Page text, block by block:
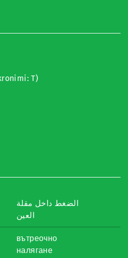
T)
الضغط داخل مقلة
العين
вътреочно
налягане